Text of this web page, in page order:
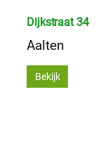
Dijkstraat 34
Aalten
Bekijk